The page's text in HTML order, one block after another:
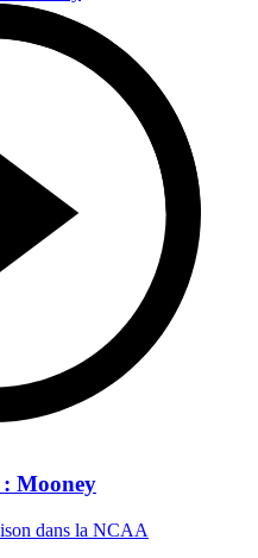
: Mooney
dans la NCAA